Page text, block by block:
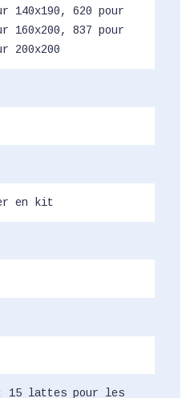
140x190, 620 pour
160x200, 837 pour
200x200
en kit
15 lattes pour les